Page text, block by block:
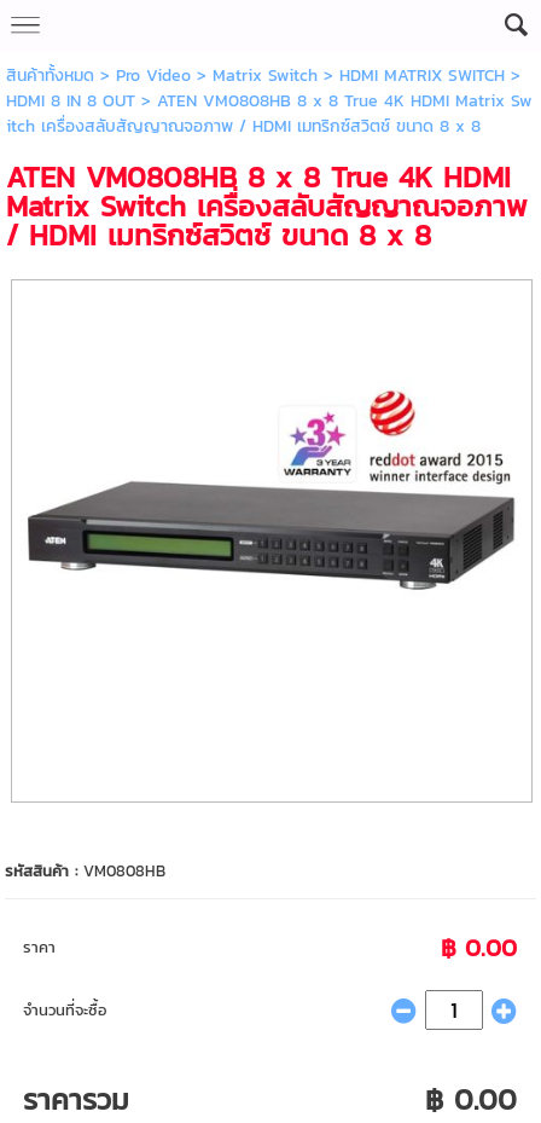
สินค้าทั้งหมด > Pro Video> Matrix Switch> HDMI MATRIX SWITCH>
HDMI 8 IN 8 OUT> ATEN VM0808HB 8 x 8 True 4K HDMI Matrix Sw
itch เครื่องสลับสัญญาณจอภาพ / HDMI เมทริกซ์สวิตช์ ขนาด 8 x 8
ATEN VM0808HB 8 x 8 True 4K HDMI
Matrix Switch เครื่องสลับสัญญาณจอภาพ
/ HDMI เมทริกซ์สวิตช์ ขนาด 8 x 8
รหัสสินค้า :VM0808HB
ราคา ฿ 0.00
จำนวนที่จะซื้อ
ราคารวม ฿ 0.00